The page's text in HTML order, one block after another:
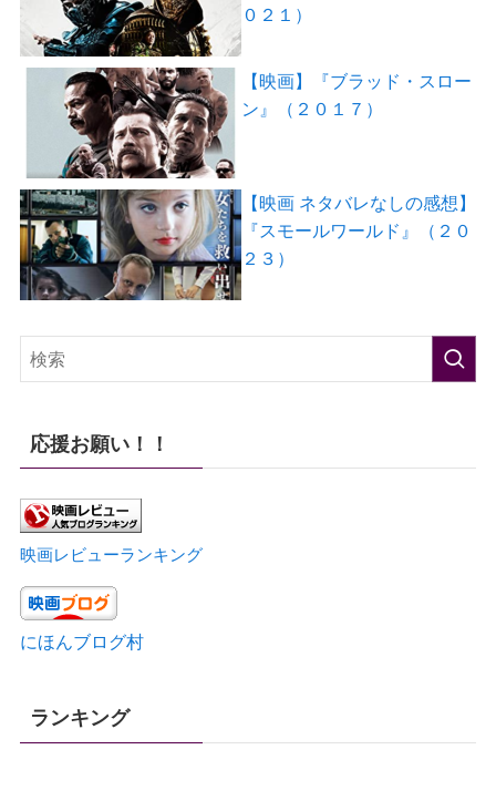
０２１）
【映画】『ブラッド・スロー
ン』（２０１７）
【映画 ネタバレなしの感想】
『スモールワールド』（２０
２３）
応援お願い！！
映画レビューランキング
にほんブログ村
ランキング